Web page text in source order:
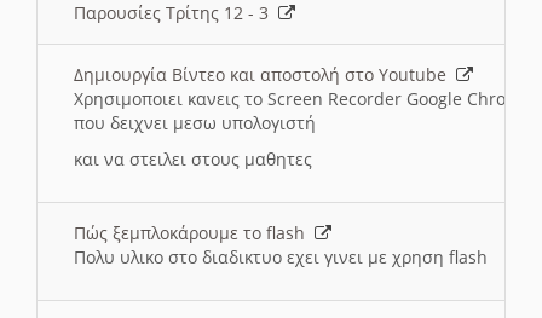
Παρουσίες Τρίτης 12 - 3
Δημιουργία Βίντεο και αποστολή στο Youtube
Χρησιμοποιει κανεις το Screen Recorder Google Chrome
που δειχνει μεσω υπολογιστή
και να στειλει στους μαθητες
Πώς ξεμπλοκάρουμε το flash
Πολυ υλικο στο διαδικτυο εχει γινει με χρηση flash